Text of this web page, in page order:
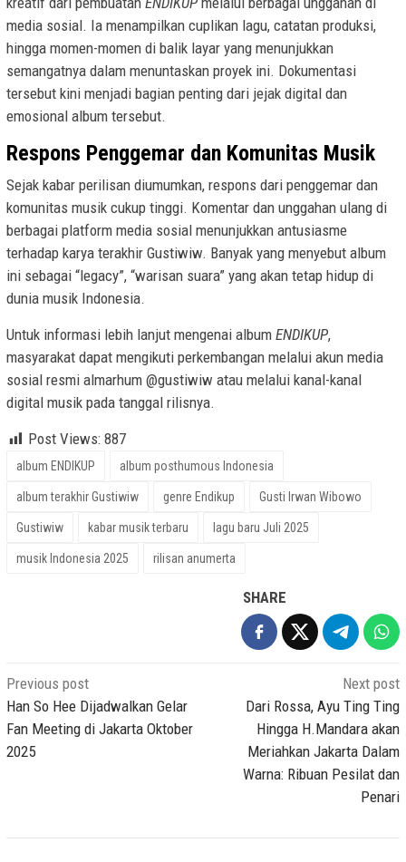
media sosial. Ia menampilkan cuplikan lagu, catatan produksi,
hingga momen-momen di balik layar yang menunjukkan
semangatnya dalam menuntaskan proyek ini. Dokumentasi
tersebut kini menjadi bagian penting dari jejak digital dan
emosional album tersebut.
Respons Penggemar dan Komunitas Musik
Sejak kabar perilisan diumumkan, respons dari penggemar dan
komunitas musik cukup tinggi. Komentar dan unggahan ulang di
berbagai platform media sosial menunjukkan antusiasme
terhadap karya terakhir Gustiwiw. Banyak yang menyebut album
ini sebagai “legacy”, “warisan suara” yang akan tetap hidup di
dunia musik Indonesia.
Untuk informasi lebih lanjut mengenai album ENDIKUP,
masyarakat dapat mengikuti perkembangan melalui akun media
sosial resmi almarhum @gustiwiw atau melalui kanal-kanal
digital musik pada tanggal rilisnya.
Post Views: 887
album ENDIKUP album posthumous Indonesia
album terakhir Gustiwiw genre Endikup Gusti Irwan Wibowo
Gustiwiw kabar musik terbaru lagu baru Juli 2025
musik Indonesia 2025 rilisan anumerta
SHARE
Post
navigation
Previous post
Han So Hee Dijadwalkan Gelar
Fan Meeting di Jakarta Oktober
2025
Next post
Dari Rossa, Ayu Ting Ting
Hingga H.Mandara akan
Meriahkan Jakarta Dalam
Warna: Ribuan Pesilat dan
Penari